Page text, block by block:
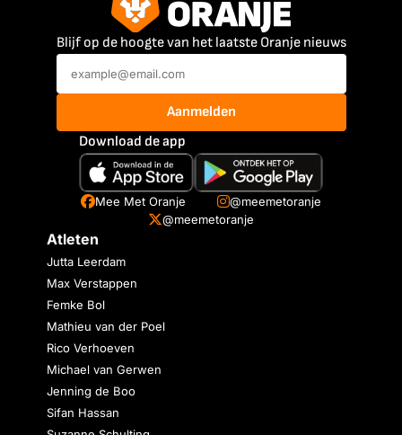
Blijf op de hoogte van het laatste Oranje nieuws
Aanmelden
Download de app
Mee Met Oranje
@meemetoranje
@meemetoranje
Atleten
Jutta Leerdam
Max Verstappen
Femke Bol
Mathieu van der Poel
Rico Verhoeven
Michael van Gerwen
Jenning de Boo
Sifan Hassan